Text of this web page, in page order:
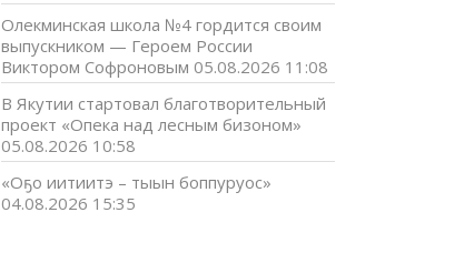
Олекминская школа №4 гордится своим
выпускником — Героем России
Виктором Софроновым 05.08.2026 11:08
В Якутии стартовал благотворительный
проект «Опека над лесным бизоном»
05.08.2026 10:58
«Оҕо иитиитэ – тыын боппуруос»
04.08.2026 15:35